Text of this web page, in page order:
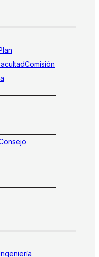
Comisión
Ingeniería